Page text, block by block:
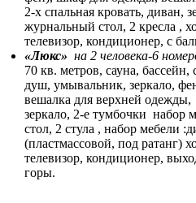
2-х спальная кровать, диван,
журнальный стол, 2 кресла ,
телевизор, кондиционер, с
«Люкс» на 2 человека-6
70 кв. метров, сауна, бассейн,
душ, умывальник, зеркало,
вешалка для верхней
зеркало, 2-е тумбочки набор
стол, 2 стула , набор мебели
(пластмассовой, под ратанг)
телевизор, кондиционер,
горы.